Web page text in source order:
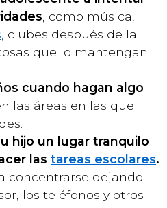
, como música,
, clubes después de la
que lo mantengan
cuando hagan algo
las áreas en las que
hijo un lugar tranquilo
las tareas escolares.
concentrarse dejando
los teléfonos y otros